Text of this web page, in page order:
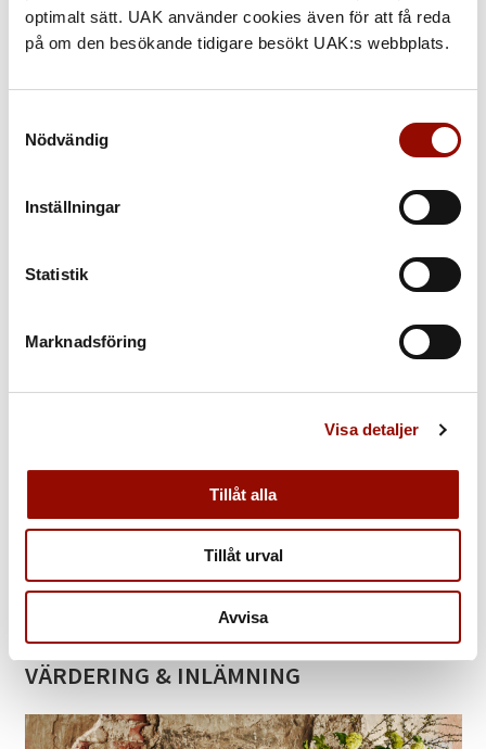
optimalt sätt. UAK använder cookies även för att få reda
på om den besökande tidigare besökt UAK:s webbplats.
Nödvändig
Inställningar
Statistik
Marknadsföring
Visa detaljer
Tillåt alla
Tillåt urval
Avvisa
Låt oss förklara »
BLI KUND
Enkelt & kostnadsfritt »
VÄRDERING & INLÄMNING